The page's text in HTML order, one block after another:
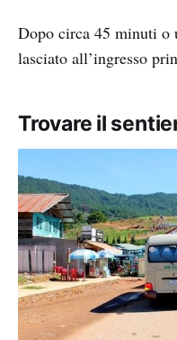
Dopo circa 45 minuti o
lasciato all’ingresso
Trovare il